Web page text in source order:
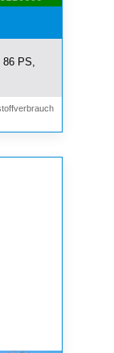
86 PS,